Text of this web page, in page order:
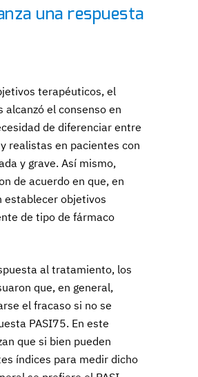
una respuesta
terapéuticos, el
alcanzó el consenso en
de diferenciar entre
realistas en pacientes con
y grave. Así mismo,
de acuerdo en que, en
establecer objetivos
de tipo de fármaco
al tratamiento, los
que, en general,
el fracaso si no se
PASI75. En este
que si bien pueden
índices para medir dicho